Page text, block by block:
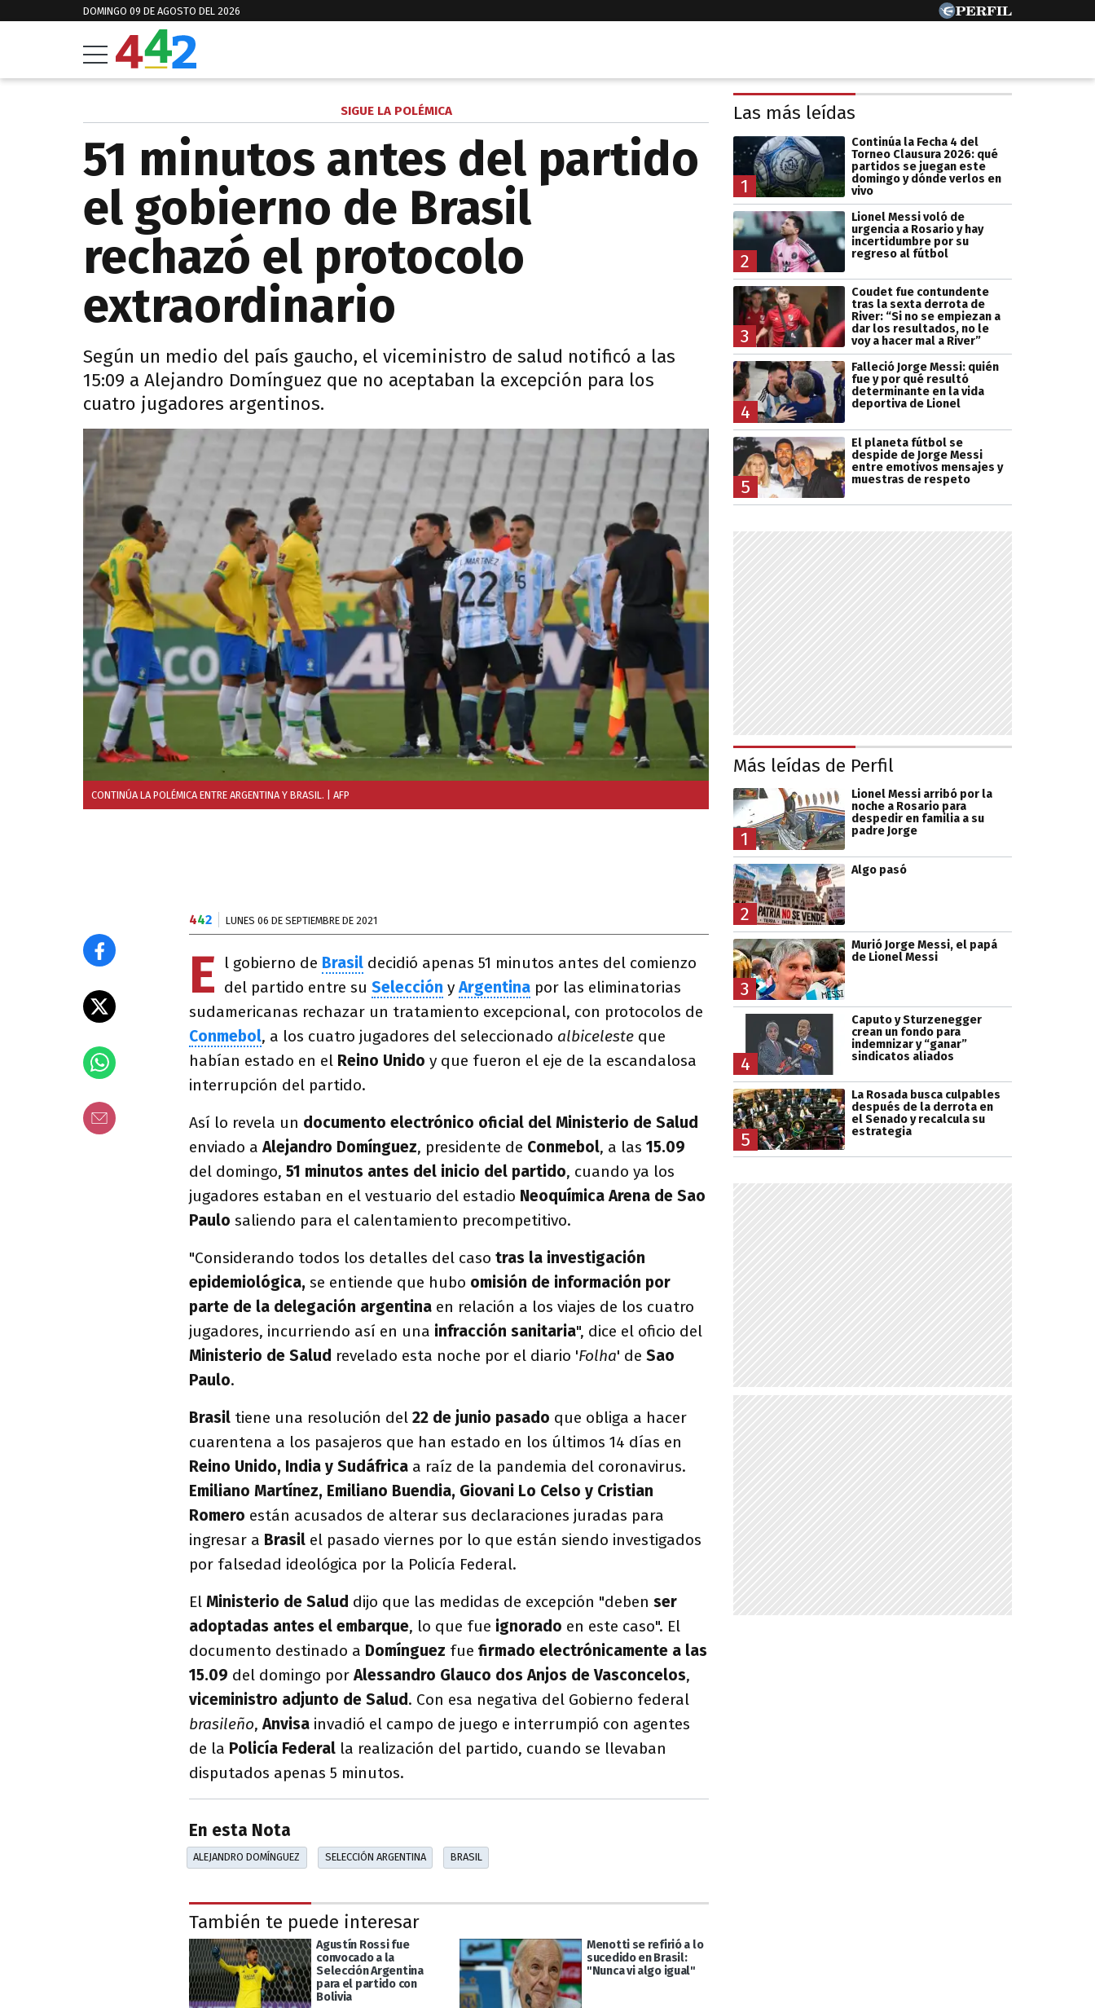
DOMINGO 09 DE AGOSTO DEL 2026
SIGUE LA POLÉMICA
51 minutos antes del partido
el gobierno de Brasil
rechazó el protocolo
extraordinario
Según un medio del país gaucho, el viceministro de salud notificó a las
15:09 a Alejandro Domínguez que no aceptaban la excepción para los
cuatro jugadores argentinos.
CONTINÚA LA POLÉMICA ENTRE ARGENTINA Y BRASIL. | AFP
442 LUNES 06 DE SEPTIEMBRE DE 2021
E l gobierno de Brasil decidió apenas 51 minutos antes del comienzo
del partido entre su Selección yArgentina por las eliminatorias
sudamericanas rechazar un tratamiento excepcional, con protocolos de
Conmebol, a los cuatro jugadores del seleccionado albiceleste que
habían estado en el Reino Unido y que fueron el eje de la escandalosa
interrupción del partido.
Así lo revela un documento electrónico oficial del Ministerio de Salud
enviado aAlejandro Domínguez, presidente de Conmebol, a las 15.09
del domingo, 51 minutos antes del inicio del partido, cuando ya los
jugadores estaban en el vestuario del estadio Neoquímica Arena de Sao
Paulo saliendo para el calentamiento precompetitivo.
"Considerando todos los detalles del caso tras la investigación
epidemiológica, se entiende que hubo omisión de información por
parte de la delegación argentina en relación a los viajes de los cuatro
jugadores, incurriendo así en una infracción sanitaria", dice el oficio del
Ministerio de Salud revelado esta noche por el diario 'Folha' de Sao
Paulo.
Brasil tiene una resolución del 22 de junio pasado que obliga a hacer
cuarentena a los pasajeros que han estado en los últimos 14 días en
Reino Unido, India y Sudáfrica a raíz de la pandemia del coronavirus.
Emiliano Martínez, Emiliano Buendia, Giovani Lo Celso y Cristian
Romero están acusados de alterar sus declaraciones juradas para
ingresar a Brasil el pasado viernes por lo que están siendo investigados
por falsedad ideológica por la Policía Federal.
El Ministerio de Salud dijo que las medidas de excepción "deben ser
adoptadas antes el embarque, lo que fue ignorado en este caso". El
documento destinado a Domínguez fue firmado electrónicamente a las
15.09 del domingo porAlessandro Glauco dos Anjos de Vasconcelos,
viceministro adjunto de Salud. Con esa negativa del Gobierno federal
brasileño,Anvisa invadió el campo de juego e interrumpió con agentes
de la Policía Federal la realización del partido, cuando se llevaban
disputados apenas 5 minutos.
En esta Nota
ALEJANDRO DOMÍNGUEZ SELECCIÓN ARGENTINA BRASIL
También te puede interesar
Agustín Rossi fue
convocado a la
Selección Argentina
para el partido con
Bolivia
Menotti se refirió a lo
sucedido en Brasil:
"Nunca vi algo igual"
Las más leídas
1
Continúa la Fecha 4 del
Torneo Clausura 2026: qué
partidos se juegan este
domingo y dónde verlos en
vivo
2
Lionel Messi voló de
urgencia a Rosario y hay
incertidumbre por su
regreso al fútbol
3
Coudet fue contundente
tras la sexta derrota de
River: “Si no se empiezan a
dar los resultados, no le
voy a hacer mal a River”
4
Falleció Jorge Messi: quién
fue y por qué resultó
determinante en la vida
deportiva de Lionel
5
El planeta fútbol se
despide de Jorge Messi
entre emotivos mensajes y
muestras de respeto
Más leídas de Perfil
1
Lionel Messi arribó por la
noche a Rosario para
despedir en familia a su
padre Jorge
2
Algo pasó
3
Murió Jorge Messi, el papá
de Lionel Messi
4
Caputo y Sturzenegger
crean un fondo para
indemnizar y “ganar”
sindicatos aliados
5
La Rosada busca culpables
después de la derrota en
el Senado y recalcula su
estrategia